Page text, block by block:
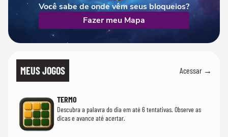
Você sabe de onde vêm seus bloqueios?
Fazer meu Mapa
MEUS JOGOS Acessar →
TERMO
Descubra a palavra do dia em até 6 tentativas. Observe as
dicas e avance até acertar.